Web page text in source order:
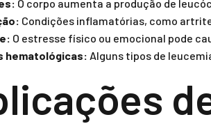
O corpo aumenta a produção de
Condições inflamatórias, como
O estresse físico ou emocional pode
hematológicas: Alguns tipos de